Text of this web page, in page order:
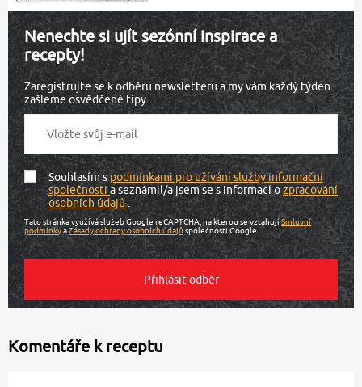
Nenechte si ujít sezónní inspirace a
recepty!
Zaregistrujte se k odběru newsletteru a my vám každý týden
zašleme osvědčené tipy.
Souhlasím spodmínkami pro užívání služby informační
společnostia seznámil/a jsem se s informací ozpracování
osobních údajů.
Tato stránka využívá služeb Google reCAPTCHA, na kterou se vztahujíSmluvní
podmínkyaZásady ochrany osobních údajů společnosti Google.
Komentáře k receptu